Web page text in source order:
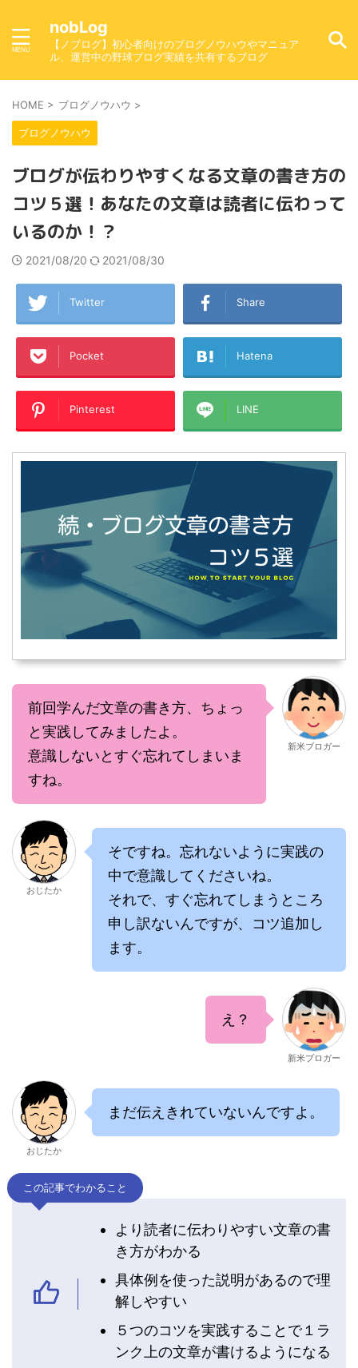
nobLog
【ノブログ】初心者向けのブログノウハウやマニュア
ル、運営中の野球ブログ実績を共有するブログ
HOME > ブログノウハウ >
ブログノウハウ
ブログが伝わりやすくなる文章の書き方の
コツ５選！あなたの文章は読者に伝わって
いるのか！？
2021/08/20 2021/08/30
Twitter Share
Pocket Hatena
Pinterest LINE
前回学んだ文章の書き方、ちょっ
と実践してみましたよ。
意識しないとすぐ忘れてしまいま
すね。
新米ブロガー
おじたか
そですね。忘れないように実践の
中で意識してくださいね。
それで、すぐ忘れてしまうところ
申し訳ないんですが、コツ追加し
ます。
え？
新米ブロガー
おじたか
まだ伝えきれていないんですよ。
この記事でわかること
より読者に伝わりやすい文章の書
き方がわかる
具体例を使った説明があるので理
解しやすい
５つのコツを実践することで１ラ
ンク上の文章が書けるようになる